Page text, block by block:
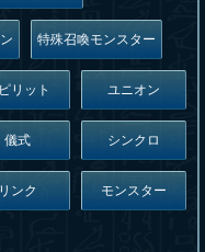
特殊召喚モンスター
リット ユニオン
儀式 シンクロ
リンク モンスター